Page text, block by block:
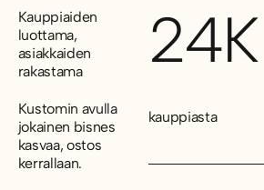
Kauppiaiden
luottama,
asiakkaiden
rakastama
Kustomin avulla
jokainen bisnes
kasvaa, ostos
kerrallaan.
24K
kauppiasta